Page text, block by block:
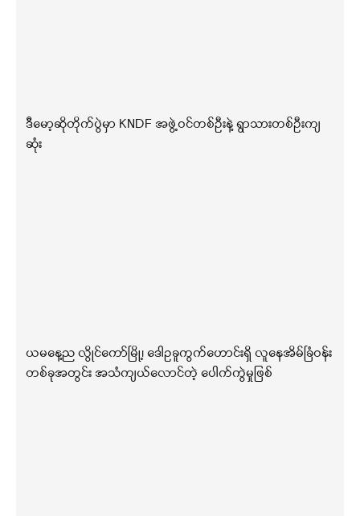
ဒီမော့ဆိုတိုက်ပွဲမှာ KNDF အဖွဲ့ဝင်တစ်ဦးနဲ့ ရွာသားတစ်ဦးကျ
ဆုံး
ယမနေ့ည လွိုင်ကော်မြို့၊ ဒေါဥခူကွက်ဟောင်းရှိ လူနေအိမ်ခြံဝန်း
တစ်ခုအတွင်း အသံကျယ်လောင်တဲ့ ပေါက်ကွဲမှုဖြစ်